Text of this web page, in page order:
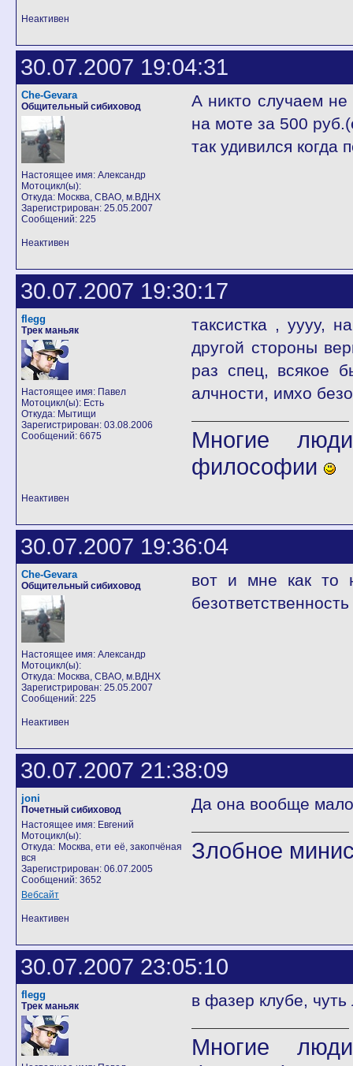
Неактивен
30.07.2007 19:04:31
Che-Gevara
Общительный сибиховод
Настоящее имя: Александр
Мотоцикл(ы):
Откуда: Москва, СВАО, м.ВДНХ
Зарегистрирован: 25.05.2007
Сообщений: 225
А никто случаем не
на моте за 500
так удивился когда
Неактивен
30.07.2007 19:30:17
flegg
Трек маньяк
Настоящее имя: Павел
Мотоцикл(ы): Есть
Откуда: Мытищи
Зарегистрирован: 03.08.2006
Сообщений: 6675
таксистка , уууу,
другой стороны
раз спец, всякое
алчности, имхо
Многие
философии
Неактивен
30.07.2007 19:36:04
Che-Gevara
Общительный сибиховод
Настоящее имя: Александр
Мотоцикл(ы):
Откуда: Москва, СВАО, м.ВДНХ
Зарегистрирован: 25.05.2007
Сообщений: 225
вот и мне как то
Неактивен
30.07.2007 21:38:09
joni
Почетный сибиховод
Настоящее имя: Евгений
Мотоцикл(ы):
Откуда: Москва, ети её, закопчёная
вся
Зарегистрирован: 06.07.2005
Сообщений: 3652
Вебсайт
Да она вообще мало
Злобное
Неактивен
30.07.2007 23:05:10
flegg
Трек маньяк в фазер клубе,
Многие